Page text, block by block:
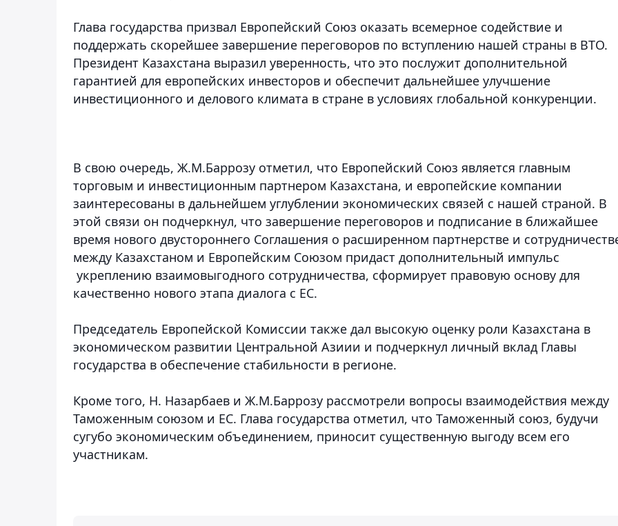
Глава государства призвал Европейский Союз оказать всемерное содействие и
поддержать скорейшее завершение переговоров по вступлению нашей страны в ВТО.
Президент Казахстана выразил уверенность, что это послужит дополнительной
гарантией для европейских инвесторов и обеспечит дальнейшее улучшение
инвестиционного и делового климата в стране в условиях глобальной конкуренции.
В свою очередь, Ж.М.Баррозу отметил, что Европейский Союз является главным
торговым и инвестиционным партнером Казахстана, и европейские компании
заинтересованы в дальнейшем углублении экономических связей с нашей страной. В
этой связи он подчеркнул, что завершение переговоров и подписание в ближайшее
время нового двустороннего Соглашения о расширенном партнерстве и
между Казахстаном и Европейским Союзом придаст дополнительный импульс
укреплению взаимовыгодного сотрудничества, сформирует правовую основу для
качественно нового этапа диалога с ЕС.
Председатель Европейской Комиссии также дал высокую оценку роли Казахстана в
экономическом развитии Центральной Азиии и подчеркнул личный вклад Главы
государства в обеспечение стабильности в регионе.
Кроме того, Н. Назарбаев и Ж.М.Баррозу рассмотрели вопросы взаимодействия между
Таможенным союзом и ЕС. Глава государства отметил, что Таможенный союз, будучи
сугубо экономическим объединением, приносит существенную выгоду всем его
участникам.